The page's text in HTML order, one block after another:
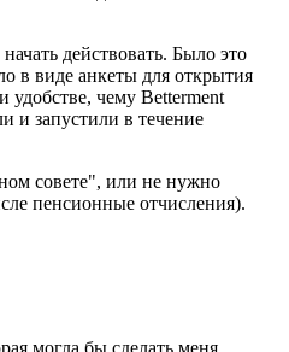
действовать. Было это
в виде анкеты для открытия
чему Betterment
и запустили в течение
совете", или не нужно
пенсионные отчисления).
могла бы сделать меня